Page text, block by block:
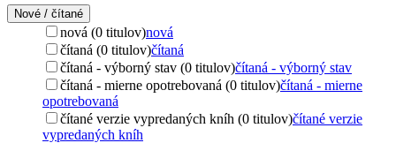
Nové / čítané
nová (0 titulov)nová
čítaná (0 titulov)čítaná
čítaná - výborný stav (0 titulov)čítaná - výborný stav
čítaná - mierne opotrebovaná (0 titulov)čítaná - mierne
opotrebovaná
čítané verzie vypredaných kníh (0 titulov)čítané verzie
vypredaných kníh